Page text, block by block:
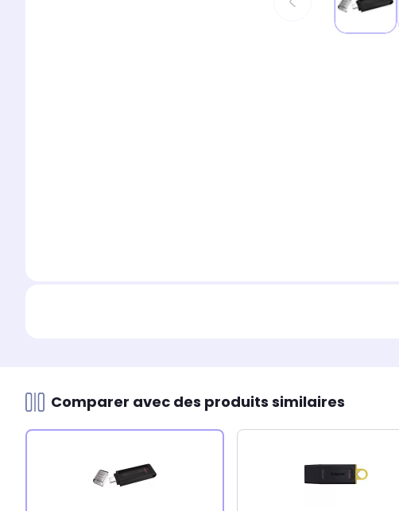
Comparer avec des produits similaires